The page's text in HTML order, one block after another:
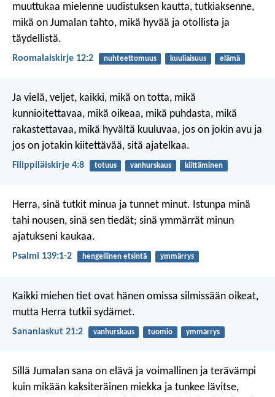
muuttukaa mielenne uudistuksen kautta, tutkiaksenne,
mikä on Jumalan tahto, mikä hyvää ja otollista ja
täydellistä.
Roomalaiskirje 12:2 nuhteettomuus kuuliaisuus elämä
Ja vielä, veljet, kaikki, mikä on totta, mikä
kunnioitettavaa, mikä oikeaa, mikä puhdasta, mikä
rakastettavaa, mikä hyvältä kuuluvaa, jos on jokin avu ja
jos on jotakin kiitettävää, sitä ajatelkaa.
Filippiläiskirje 4:8 totuus vanhurskaus kiittäminen
Herra, sinä tutkit minua ja tunnet minut. Istunpa minä
tahi nousen, sinä sen tiedät; sinä ymmärrät minun
ajatukseni kaukaa.
Psalmi 139:1-2 hengellinen etsintä ymmärrys
Kaikki miehen tiet ovat hänen omissa silmissään oikeat,
mutta Herra tutkii sydämet.
Sananlaskut 21:2 vanhurskaus tuomio ymmärrys
Sillä Jumalan sana on elävä ja voimallinen ja terävämpi
kuin mikään kaksiteräinen miekka ja tunkee lävitse,